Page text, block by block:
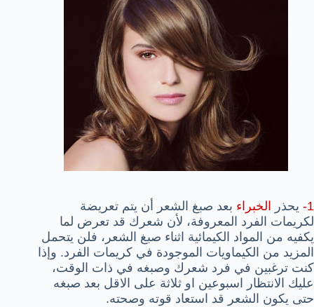
1- يحذر الخبراء بعد صبغ الشعر أن يتم تعريضة
لكريمات الفرد المعروفة، لأن شعرك قد تعرض لما
يكفيه من المواد الكيمائية اثناء صبغ الشعر، فلن يتحمل
المزيد من الكيماويات الموجودة في كريمات الفرد. وإذا
كنت ترغبين في فرد شعرك وصبغه في ذات الوقت،
عليك الانتظار اسبوعين او ثلاثة على الاقل بعد صبغه
حتى يكون الشعر قد استعاد قوته وصحته.